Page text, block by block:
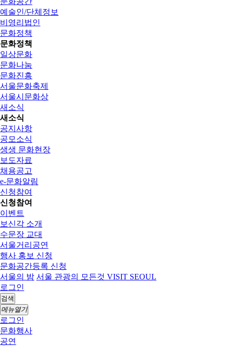
예술인/단체정보
비영리법인
문화정책
문화정책
일상문화
문화나눔
문화진흥
서울문화축제
서울시문화상
새소식
새소식
공지사항
공모소식
생생 문화현장
보도자료
채용공고
e-문화알림
신청참여
신청참여
이벤트
보신각 소개
수문장 교대
서울거리공연
행사 홍보 신청
문화공간등록 신청
서울의 밤 서울 관광의 모든것 VISIT SEOUL
로그인
검색
메뉴열기
로그인
문화행사
공연